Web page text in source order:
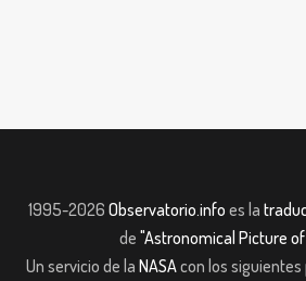
1995-2026 Observatorio.info es la
de "Astronomical Picture
Un servicio de la NASAcon los siguientes